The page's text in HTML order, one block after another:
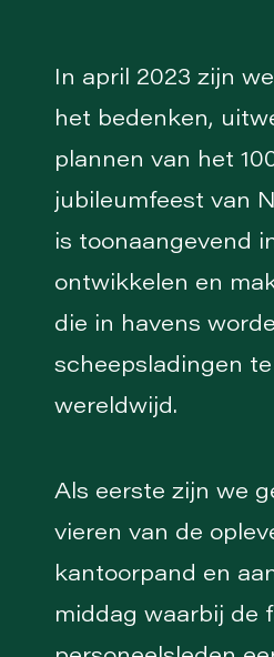
In april 2023 zijn
het bedenken,
plannen van het
jubileumfeest van
is toonaangevend
ontwikkelen en
die in havens
scheepsladingen
wereldwijd.
Als eerste zijn we
vieren van de
kantoorpand en
middag waarbij de